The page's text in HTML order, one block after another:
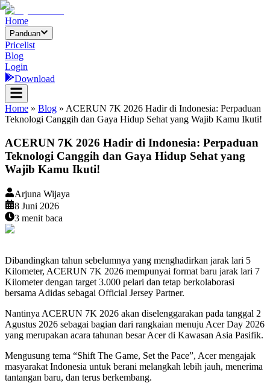
Home
Panduan
Pricelist
Blog
Login
Download
Home » Blog » ACERUN 7K 2026 Hadir di Indonesia: Perpaduan
Teknologi Canggih dan Gaya Hidup Sehat yang Wajib Kamu Ikuti!
ACERUN 7K 2026 Hadir di Indonesia: Perpaduan
Teknologi Canggih dan Gaya Hidup Sehat yang
Wajib Kamu Ikuti!
Arjuna Wijaya
8 Juni 2026
3 menit baca
Dibandingkan tahun sebelumnya yang menghadirkan jarak lari 5
Kilometer, ACERUN 7K 2026 mempunyai format baru jarak lari 7
Kilometer dengan target 3.000 pelari dan tetap berkolaborasi
bersama Adidas sebagai Official Jersey Partner.
Nantinya ACERUN 7K 2026 akan diselenggarakan pada tanggal 2
Agustus 2026 sebagai bagian dari rangkaian menuju Acer Day 2026
yang merupakan acara tahunan besar Acer di Kawasan Asia Pasifik.
Mengusung tema “Shift The Game, Set the Pace”, Acer mengajak
masyarakat Indonesia untuk berani melangkah lebih jauh, menerima
tantangan baru, dan terus berkembang.